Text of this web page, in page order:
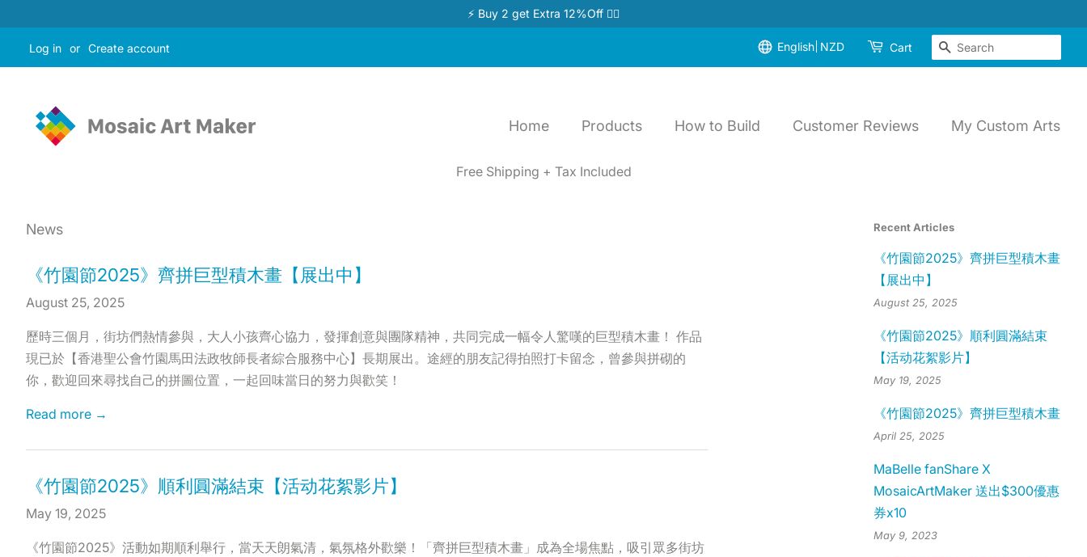
⚡ Buy 2 get Extra 12%Off 👉🏻
Log in or Create account English NZD Cart Search
Home Products How to Build Customer Reviews My Custom Arts
Free Shipping + Tax Included
News
《竹園節2025》齊拼巨型積木畫【展出中】
August 25, 2025
歷時三個月，街坊們熱情參與，大人小孩齊心協力，發揮創意與團隊精神，共同完成一幅令人驚嘆的巨型積木畫！ 作品
現已於【香港聖公會竹園馬田法政牧師長者綜合服務中心】長期展出。途經的朋友記得拍照打卡留念，曾參與拼砌的
你，歡迎回來尋找自己的拼圖位置，一起回味當日的努力與歡笑！
Read more →
《竹園節2025》順利圓滿結束【活动花絮影片】
May 19, 2025
《竹園節2025》活動如期順利舉行，當天天朗氣清，氣氛格外歡樂！「齊拼巨型積木畫」成為全場焦點，吸引眾多街坊
Recent Articles
《竹園節2025》齊拼巨型積木畫
【展出中】
August 25, 2025
《竹園節2025》順利圓滿結束
【活动花絮影片】
May 19, 2025
《竹園節2025》齊拼巨型積木畫
April 25, 2025
MaBelle fanShare X
MosaicArtMaker 送出$300優惠
券x10
May 9, 2023